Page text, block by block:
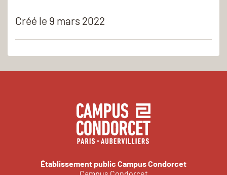
Créé le 9 mars 2022
Établissement public Campus Condorcet